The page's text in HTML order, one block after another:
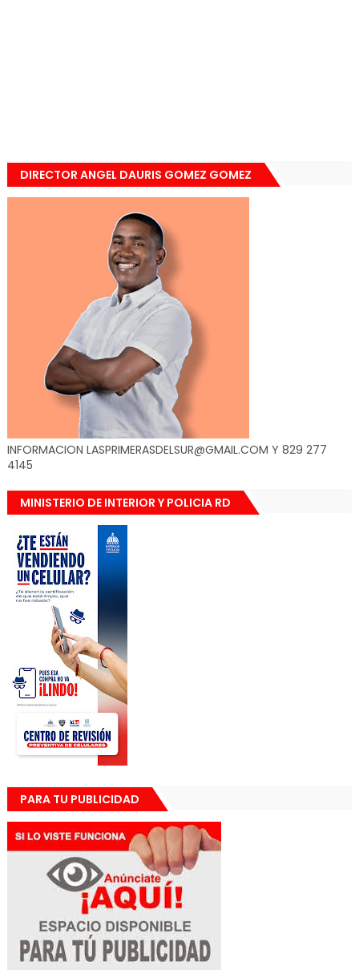
DIRECTOR ANGEL DAURIS GOMEZ GOMEZ
INFORMACION LASPRIMERASDELSUR@GMAIL.COM Y 829 277
4145
MINISTERIO DE INTERIOR Y POLICIA RD
PARA TU PUBLICIDAD